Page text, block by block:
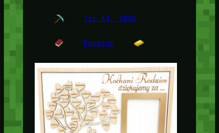
lip 14, 2025
Fashion